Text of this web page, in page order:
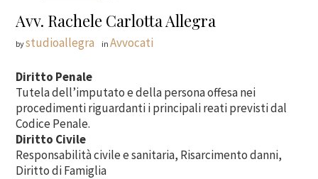
Avv. Rachele Carlotta Allegra
bystudioallegra inAvvocati
Diritto Penale
Tutela dell’imputato e della persona offesa nei
procedimenti riguardanti i principali reati previsti dal
Codice Penale.
Diritto Civile
Responsabilità civile e sanitaria, Risarcimento danni,
Diritto di Famiglia